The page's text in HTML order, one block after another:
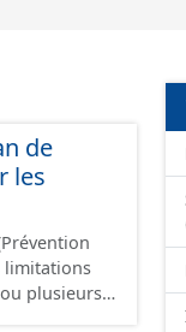
de
les
plusieurs